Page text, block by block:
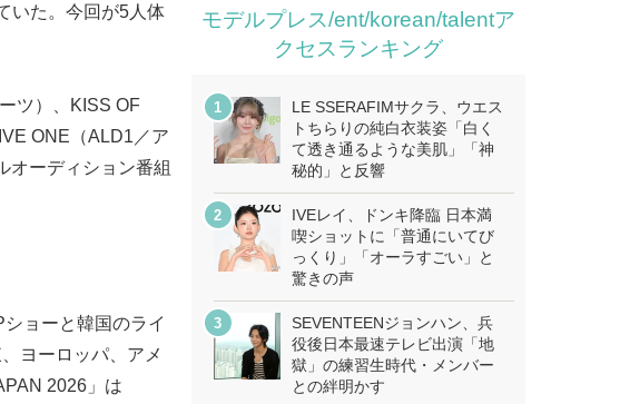
いた。今回が5人体
ツ）、KISS OF
ONE（ALD1／ア
オーディション番組
ョーと韓国のライ
ヨーロッパ、アメ
2026」は
モデルプレス/ent/korean/talentア
クセスランキング
LE SSERAFIMサクラ、ウエス
トちらりの純白衣装姿「白く
て透き通るような美肌」「神
秘的」と反響
IVEレイ、ドンキ降臨 日本満
喫ショットに「普通にいてび
っくり」「オーラすごい」と
驚きの声
SEVENTEENジョンハン、兵
役後日本最速テレビ出演「地
獄」の練習生時代・メンバー
との絆明かす